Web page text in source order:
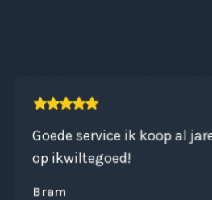
Goede service ik koop al
op ikwiltegoed!
Bram